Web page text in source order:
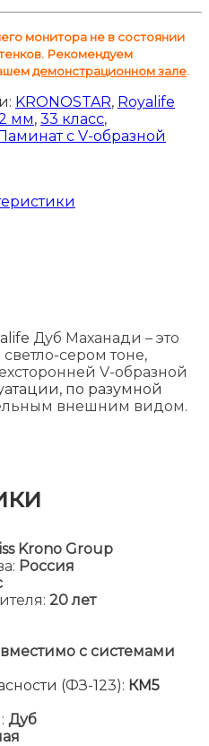
монитора не в состоянии
Рекомендуем
демонстрационном зале.
KRONOSTAR, Royalife
мм, 33 класс,
с V-образной
Дуб Маханади – это
сером тоне,
V-образной
по разумной
внешним видом.
Krono Group
Россия
20 лет
с системами
(ФЗ-123): КМ5
Дуб